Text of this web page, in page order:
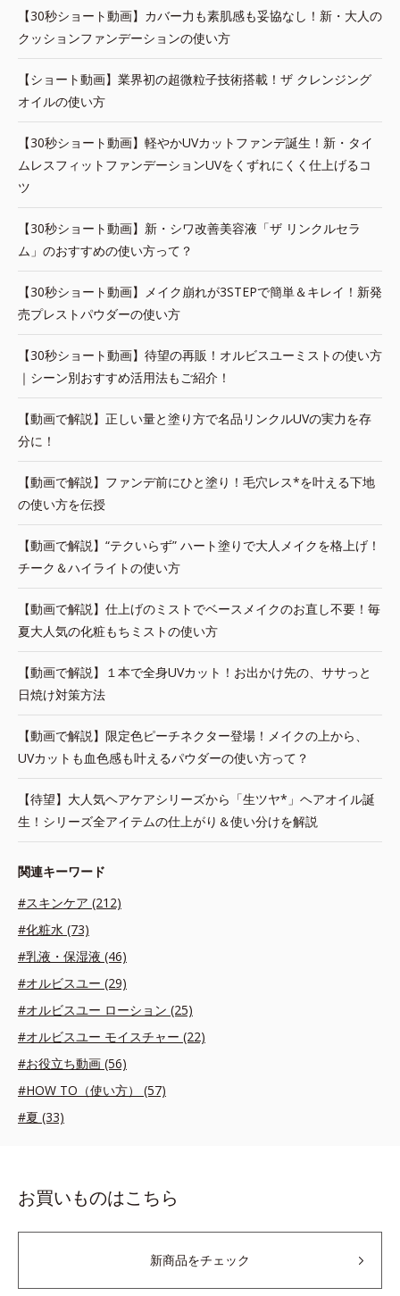
【30秒ショート動画】カバー力も素肌感も妥協なし！新・大人の
クッションファンデーションの使い方
【ショート動画】業界初の超微粒子技術搭載！ザ クレンジング
オイルの使い方
【30秒ショート動画】軽やかUVカットファンデ誕生！新・タイ
ムレスフィットファンデーションUVをくずれにくく仕上げるコ
ツ
【30秒ショート動画】新・シワ改善美容液「ザ リンクルセラ
ム」のおすすめの使い方って？
【30秒ショート動画】メイク崩れが3STEPで簡単＆キレイ！新発
売プレストパウダーの使い方
【30秒ショート動画】待望の再販！オルビスユーミストの使い方
｜シーン別おすすめ活用法もご紹介！
【動画で解説】正しい量と塗り方で名品リンクルUVの実力を存
分に！
【動画で解説】ファンデ前にひと塗り！毛穴レス*を叶える下地
の使い方を伝授
【動画で解説】“テクいらず” ハート塗りで大人メイクを格上げ！
チーク＆ハイライトの使い方
【動画で解説】仕上げのミストでベースメイクのお直し不要！毎
夏大人気の化粧もちミストの使い方
【動画で解説】１本で全身UVカット！お出かけ先の、ササっと
日焼け対策方法
【動画で解説】限定色ピーチネクター登場！メイクの上から、
UVカットも血色感も叶えるパウダーの使い方って？
【待望】大人気ヘアケアシリーズから「生ツヤ*」ヘアオイル誕
生！シリーズ全アイテムの仕上がり＆使い分けを解説
関連キーワード
#スキンケア (212)
#化粧水 (73)
#乳液・保湿液 (46)
#オルビスユー (29)
#オルビスユー ローション (25)
#オルビスユー モイスチャー (22)
#お役立ち動画 (56)
#HOW TO（使い方） (57)
#夏 (33)
お買いものはこちら
新商品をチェック